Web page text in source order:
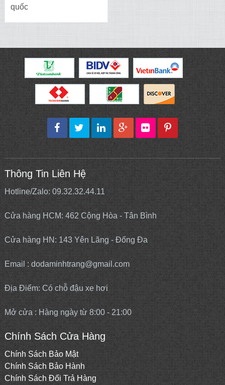
quốc
Thông Tin Liên Hệ
Hotline/Zalo: 09.32.32.44.11
Cửa hàng HCM: 462 Cộng Hòa - Tân Bình
Cửa hàng HN: 143 Yên Lãng - Đống Đa
Email : dodaminhtrang@gmail.com
Địa Điểm: Có chỗ đậu xe hơi
Mở cửa : Hàng ngày từ 8:00 - 21:00
Chính Sách Cửa Hàng
Chính Sách Bảo Mật
Chính Sách Bảo Hành
Chính Sách Đổi Trả Hàng